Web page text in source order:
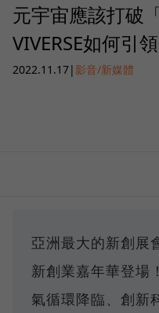
元宇宙應該打破
VIVERSE如何引
2022.11.17| 影音/新媒體
亞洲最大的新創
新創業嘉年華登場
氣循環降臨、創新